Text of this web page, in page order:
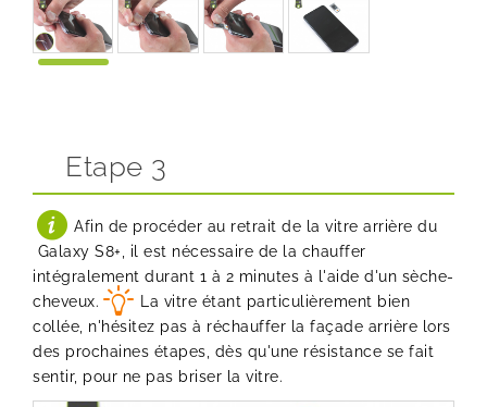
Etape 3
Afin de procéder au retrait de la vitre arrière du
Galaxy S8+, il est nécessaire de la chauffer
intégralement durant 1 à 2 minutes à l'aide d'un sèche-
cheveux.
La vitre étant particulièrement bien
collée, n'hésitez pas à réchauffer la façade arrière lors
des prochaines étapes, dès qu'une résistance se fait
sentir, pour ne pas briser la vitre.